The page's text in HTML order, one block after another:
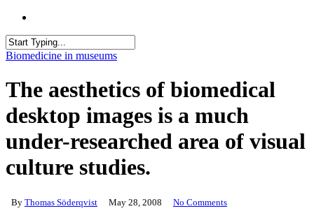
Close
Biomedicine in museums
The aesthetics of biomedical
desktop images is a much
under-researched area of visual
culture studies.
By Thomas Söderqvist May 28, 2008 No Comments